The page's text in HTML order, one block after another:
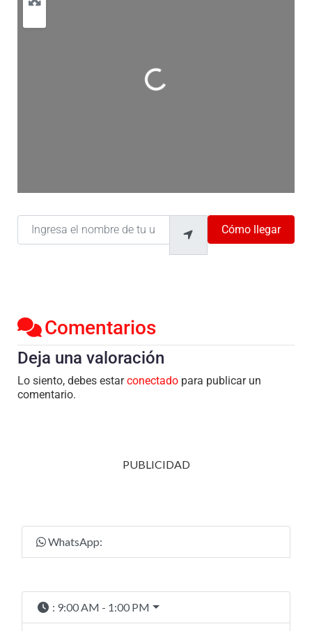
Cargando…
Ingresa el nombre de tu ubicación
Cómo llegar
Comentarios
Deja una valoración
Lo siento, debes estarconectado para publicar un
comentario.
PUBLICIDAD
WhatsApp:
: 9:00 AM - 1:00 PM